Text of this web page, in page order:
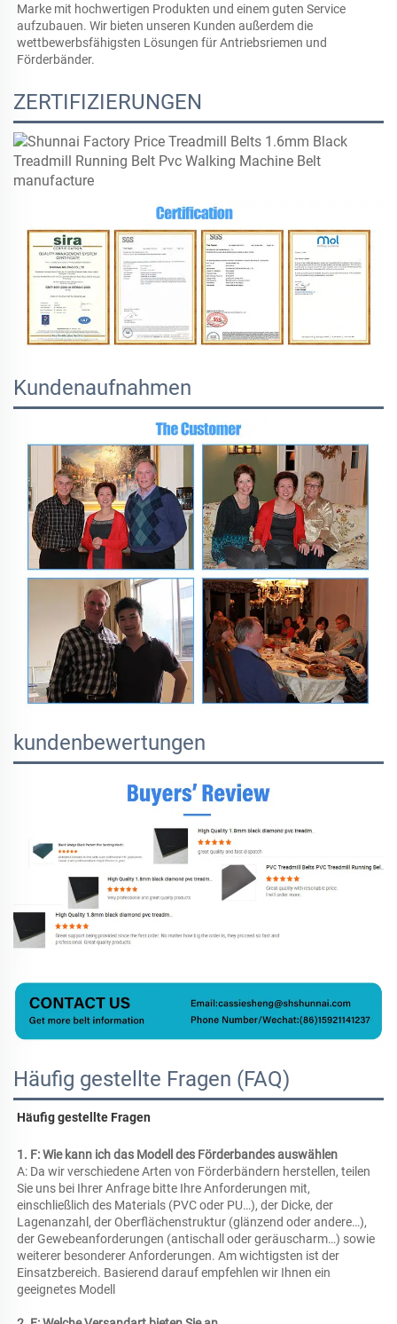
Marke mit hochwertigen Produkten und einem guten Service
aufzubauen. Wir bieten unseren Kunden außerdem die
wettbewerbsfähigsten Lösungen für Antriebsriemen und
Förderbänder.
ZERTIFIZIERUNGEN
Kundenaufnahmen
kundenbewertungen
Häufig gestellte Fragen (FAQ)
Häufig gestellte Fragen
1. F: Wie kann ich das Modell des Förderbandes auswählen
A: Da wir verschiedene Arten von Förderbändern herstellen, teilen
Sie uns bei Ihrer Anfrage bitte Ihre Anforderungen mit,
einschließlich des Materials (PVC oder PU…), der Dicke, der
Lagenanzahl, der Oberflächenstruktur (glänzend oder andere…),
der Gewebeanforderungen (antischall oder geräuscharm…) sowie
weiterer besonderer Anforderungen. Am wichtigsten ist der
Einsatzbereich. Basierend darauf empfehlen wir Ihnen ein
geeignetes Modell